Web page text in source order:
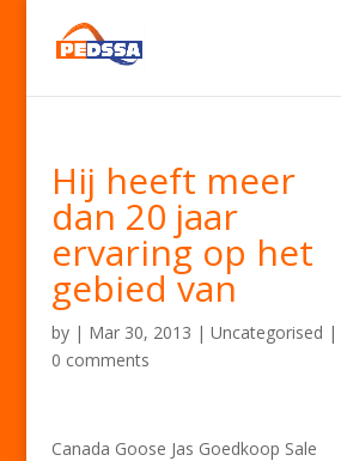
Hij heeft meer
dan 20 jaar
ervaring op het
gebied van
by | Mar 30, 2013 | Uncategorised |
0 comments
Canada Goose Jas Goedkoop Sale